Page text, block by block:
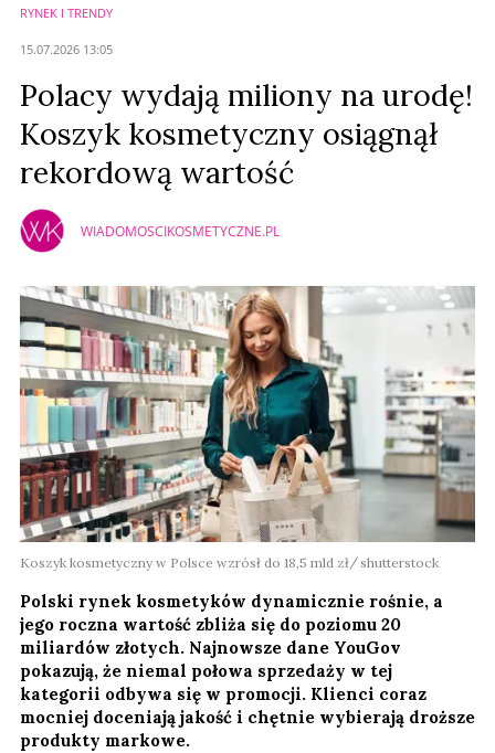
RYNEK I TRENDY
15.07.2026 13:05
Polacy wydają miliony na urodę!
Koszyk kosmetyczny osiągnął
rekordową wartość
WIADOMOSCIKOSMETYCZNE.PL
Koszyk kosmetyczny w Polsce wzrósł do 18,5 mld zł shutterstock
Polski rynek kosmetyków dynamicznie rośnie, a
jego roczna wartość zbliża się do poziomu 20
miliardów złotych. Najnowsze dane YouGov
pokazują, że niemal połowa sprzedaży w tej
kategorii odbywa się w promocji. Klienci coraz
mocniej doceniają jakość i chętnie wybierają droższe
produkty markowe.